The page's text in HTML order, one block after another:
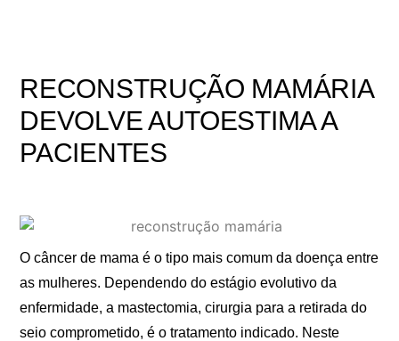
RECONSTRUÇÃO MAMÁRIA
DEVOLVE AUTOESTIMA A
PACIENTES
O câncer de mama é o tipo mais comum da doença entre
as mulheres. Dependendo do estágio evolutivo da
enfermidade, a mastectomia, cirurgia para a retirada do
seio comprometido, é o tratamento indicado. Neste